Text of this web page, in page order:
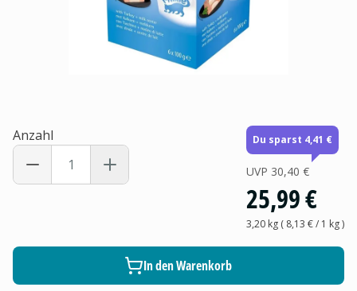
Anzahl Du sparst 4,41 €
UVP 30,40 €
25,99 €
3,20 kg( 8,13 €/ 1 kg)
In den Warenkorb